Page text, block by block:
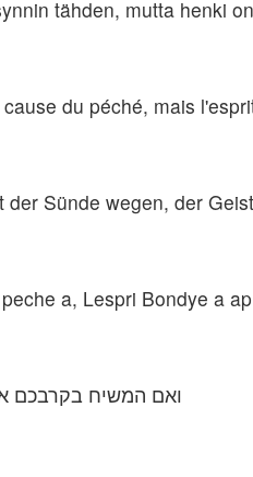
tähden, mutta henki
du péché, mais
Sünde wegen, der
a, Lespri Bondye a
ואם המשיח בקרבכם